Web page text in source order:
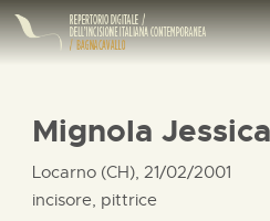
Mignola Jessica
Locarno (CH), 21/02/2001
incisore, pittrice